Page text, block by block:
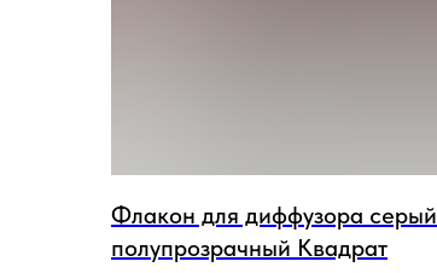
Флакон для диффузора серый
полупрозрачный Квадрат